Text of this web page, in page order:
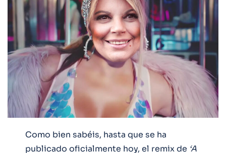
Como bien sabéis, hasta que se ha
publicado oficialmente hoy, el remix de ‘A